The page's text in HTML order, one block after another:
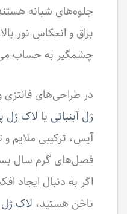
جلوه‌های شبانه
براق و انعکاس نور
چشمگیر به حساب
در طراحی‌های فانتزی
ژل آبنباتی یا لاک ژل
آیس، ترکیبی ملایم و
فصل‌های گرم سال
اگر به دنبال
ناخن هستید، لاک